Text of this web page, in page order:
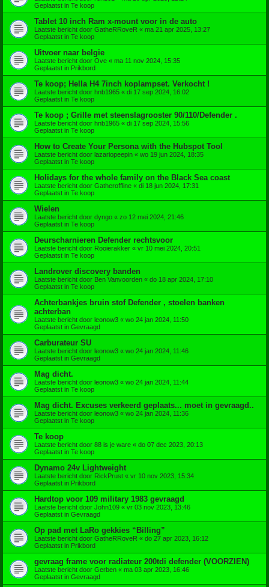
Geplaatst in Te koop
Tablet 10 inch Ram x-mount voor in de auto
Laatste bericht door GatheRRoveR « ma 21 apr 2025, 13:27
Geplaatst in Te koop
Uitvoer naar belgie
Laatste bericht door Ove « ma 11 nov 2024, 15:35
Geplaatst in Prikbord
Te koop; Hella H4 7inch koplampset. Verkocht !
Laatste bericht door hnb1965 « di 17 sep 2024, 16:02
Geplaatst in Te koop
Te koop ; Grille met steenslagrooster 90/110/Defender .
Laatste bericht door hnb1965 « di 17 sep 2024, 15:56
Geplaatst in Te koop
How to Create Your Persona with the Hubspot Tool
Laatste bericht door lazariopeepin « wo 19 jun 2024, 18:35
Geplaatst in Te koop
Holidays for the whole family on the Black Sea coast
Laatste bericht door Gatheroffline « di 18 jun 2024, 17:31
Geplaatst in Te koop
Wielen
Laatste bericht door dyngo « zo 12 mei 2024, 21:46
Geplaatst in Te koop
Deurscharnieren Defender rechtsvoor
Laatste bericht door Rooierakker « vr 10 mei 2024, 20:51
Geplaatst in Te koop
Landrover discovery banden
Laatste bericht door Ben Vanvoorden « do 18 apr 2024, 17:10
Geplaatst in Te koop
Achterbankjes bruin stof Defender , stoelen banken
achterban
Laatste bericht door leonow3 « wo 24 jan 2024, 11:50
Geplaatst in Gevraagd
Carburateur SU
Laatste bericht door leonow3 « wo 24 jan 2024, 11:46
Geplaatst in Gevraagd
Mag dicht.
Laatste bericht door leonow3 « wo 24 jan 2024, 11:44
Geplaatst in Te koop
Mag dicht. Excuses verkeerd geplaats... moet in gevraagd..
Laatste bericht door leonow3 « wo 24 jan 2024, 11:36
Geplaatst in Te koop
Te koop
Laatste bericht door 88 is je ware « do 07 dec 2023, 20:13
Geplaatst in Te koop
Dynamo 24v Lightweight
Laatste bericht door RickPrust « vr 10 nov 2023, 15:34
Geplaatst in Prikbord
Hardtop voor 109 military 1983 gevraagd
Laatste bericht door John109 « vr 03 nov 2023, 13:46
Geplaatst in Gevraagd
Op pad met LaRo gekkies “Billing”
Laatste bericht door GatheRRoveR « do 27 apr 2023, 16:12
Geplaatst in Prikbord
gevraag frame voor radiateur 200tdi defender (VOORZIEN)
Laatste bericht door Gerben « ma 03 apr 2023, 16:46
Geplaatst in Gevraagd